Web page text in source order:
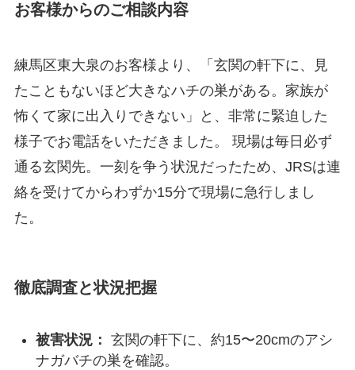
お客様からのご相談内容
練馬区東大泉のお客様より、「玄関の軒下に、見
たこともないほど大きなハチの巣がある。家族が
怖くて家に出入りできない」と、非常に緊迫した
様子でお電話をいただきました。 現場は毎日必ず
通る玄関先。一刻を争う状況だったため、JRSは連
絡を受けてからわずか15分で現場に急行しまし
た。
徹底調査と状況把握
被害状況： 玄関の軒下に、約15〜20cmのアシ
ナガバチの巣を確認。